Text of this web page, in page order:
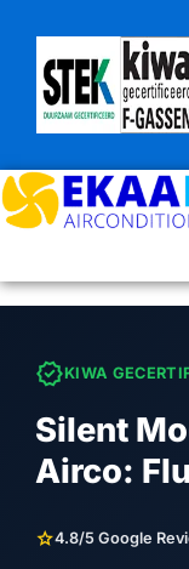
content
verifiedKIWA
Silent
Airco:
star4.8/5 Google